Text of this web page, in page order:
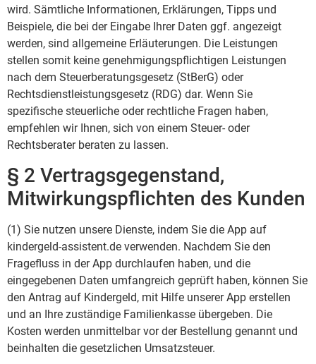
wird. Sämtliche Informationen, Erklärungen, Tipps und
Beispiele, die bei der Eingabe Ihrer Daten ggf. angezeigt
werden, sind allgemeine Erläuterungen. Die Leistungen
stellen somit keine genehmigungspflichtigen Leistungen
nach dem Steuerberatungsgesetz (StBerG) oder
Rechtsdienstleistungsgesetz (RDG) dar. Wenn Sie
spezifische steuerliche oder rechtliche Fragen haben,
empfehlen wir Ihnen, sich von einem Steuer- oder
Rechtsberater beraten zu lassen.
§ 2 Vertragsgegenstand,
Mitwirkungspflichten des Kunden
(1) Sie nutzen unsere Dienste, indem Sie die App auf
kindergeld-assistent.de verwenden. Nachdem Sie den
Fragefluss in der App durchlaufen haben, und die
eingegebenen Daten umfangreich geprüft haben, können Sie
den Antrag auf Kindergeld, mit Hilfe unserer App erstellen
und an Ihre zuständige Familienkasse übergeben. Die
Kosten werden unmittelbar vor der Bestellung genannt und
beinhalten die gesetzlichen Umsatzsteuer.